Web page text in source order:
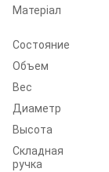
Матеріал
Состояние
Объем
Вес
Диаметр
Высота
Складная
ручка